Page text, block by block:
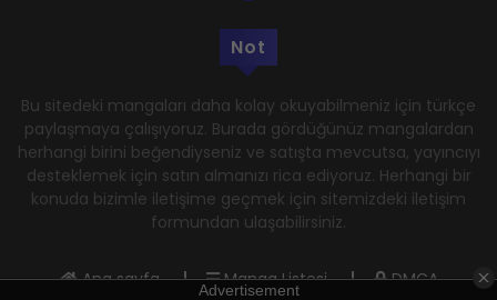
Not
Bu sitedeki mangaları daha kolay okuyabilmeniz için türkçe
paylaşmaya çalışıyoruz. Burada gördüğünüz mangalardan
herhangi birini beğendiyseniz ve satışta mevcutsa, yayıncıyı
desteklemek için satın almanızı rica ediyoruz. Herhangi bir
konuda bizimle iletişime geçmek için sitemizdeki iletişim
formundan ulaşabilirsiniz.
Ana sayfa Manga Listesi
DMCA